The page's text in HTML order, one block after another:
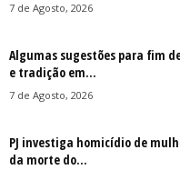
7 de Agosto, 2026
Algumas sugestões para fim
e tradição em...
7 de Agosto, 2026
PJ investiga homicídio de
da morte do...